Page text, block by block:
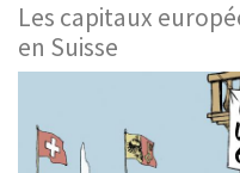
Les capitaux
en Suisse